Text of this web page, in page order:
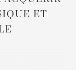
ET